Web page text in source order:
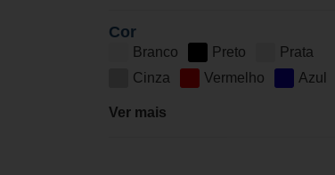
Cor
Branco Preto
Prata
Cinza
Vermelho Azul
Ver mais